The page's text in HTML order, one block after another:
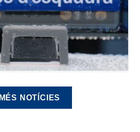
MÉS NOTÍCIES